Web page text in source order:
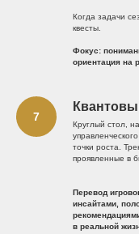
Когда задачи
квесты.
Фокус:
ориентация на
Круглый стол,
точки роста.
проявленные в
Перевод
инсайтами,
в реальной